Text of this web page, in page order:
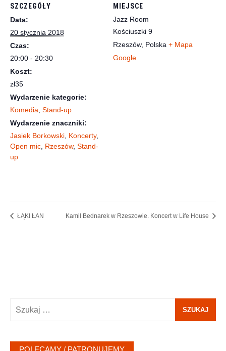
SZCZEGÓŁY
Data:
20 stycznia 2018
Czas:
20:00 - 20:30
Koszt:
zł35
Wydarzenie kategorie:
Komedia Stand-up
Wydarzenie znaczniki:
Jasiek Borkowski Koncerty,
Open mic Rzeszów, Stand-
up
MIEJSCE
Jazz Room
Kościuszki 9
Rzeszów, Polska + Mapa
Google
ŁĄKI ŁAN Kamil Bednarek w Rzeszowie. Koncert w Life House
POLECAMY / PATRONUJEMY